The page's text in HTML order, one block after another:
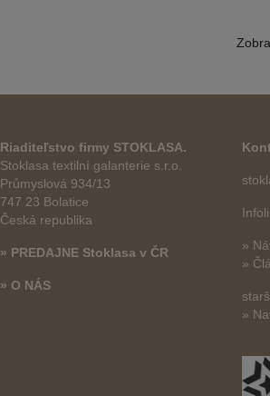
Riaditeľstvo firmy STOKLASA.
Stoklasa textilní galanterie s.r.o.
Průmyslová 934/13
747 23 Bolatice
Česká republika
» PREDAJNE Stoklasa v ČR
» O NÁS
»
»
»